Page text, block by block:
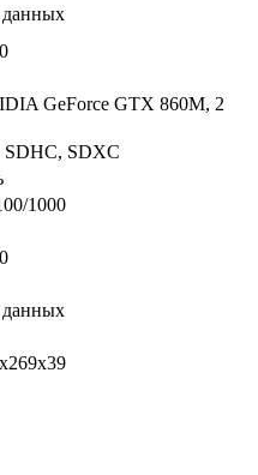
данных
GeForce GTX 860M, 2
SDHC, SDXC
1000
данных